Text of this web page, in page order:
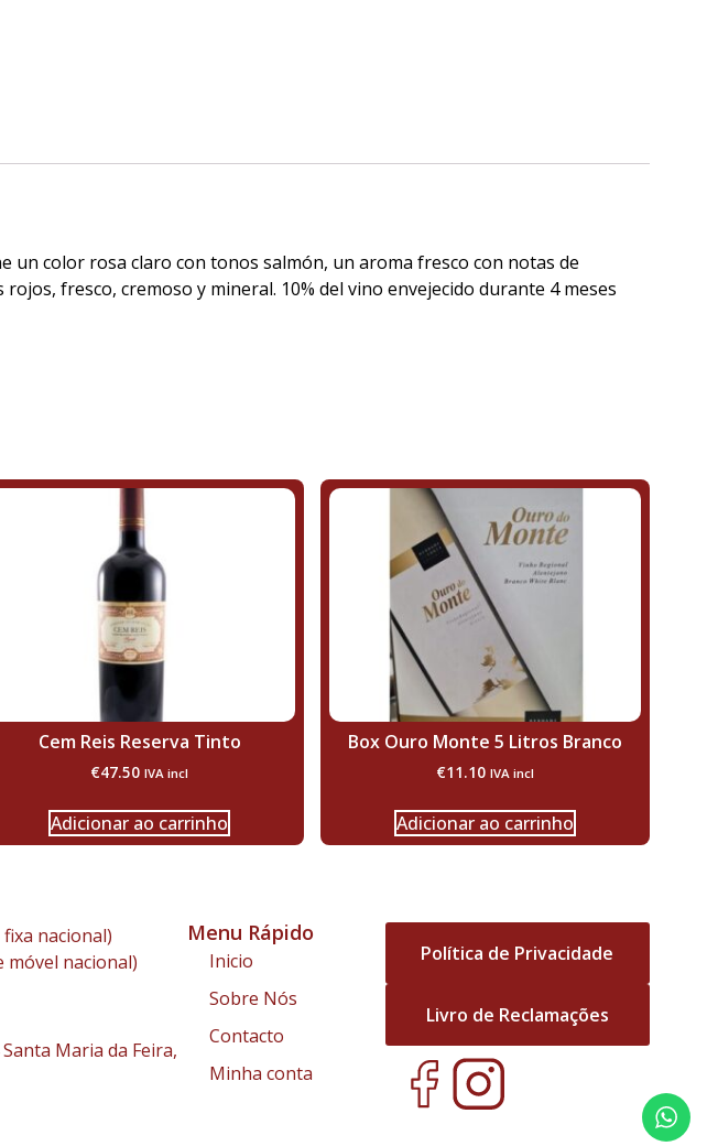
un color rosa claro con tonos salmón, un aroma fresco con notas de
fresco, cremoso y mineral. 10% del vino envejecido durante 4 meses
Cem Reis Reserva Tinto
€47.50 IVA incl
Adicionar ao carrinho
Box Ouro Monte 5 Litros Branco
€11.10 IVA incl
Adicionar ao carrinho
nacional)
móvel nacional)
Maria da Feira,
Menu Rápido
Inicio
Sobre Nós
Contacto
Minha conta
Política de Privacidade
Livro de Reclamações